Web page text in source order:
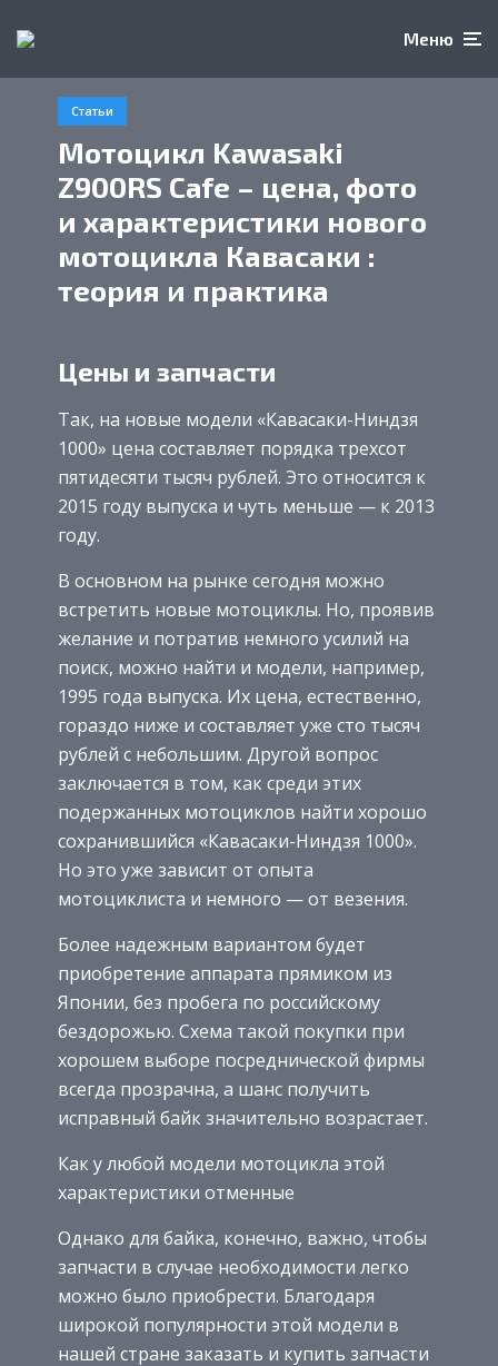
Меню
Статьи
Мотоцикл Kawasaki
Z900RS Cafe – цена, фото
и характеристики нового
мотоцикла Кавасаки :
теория и практика
Цены и запчасти
Так, на новые модели «Кавасаки-Ниндзя
1000» цена составляет порядка трехсот
пятидесяти тысяч рублей. Это относится к
2015 году выпуска и чуть меньше — к 2013
году.
В основном на рынке сегодня можно
встретить новые мотоциклы. Но, проявив
желание и потратив немного усилий на
поиск, можно найти и модели, например,
1995 года выпуска. Их цена, естественно,
гораздо ниже и составляет уже сто тысяч
рублей с небольшим. Другой вопрос
заключается в том, как среди этих
подержанных мотоциклов найти хорошо
сохранившийся «Кавасаки-Ниндзя 1000».
Но это уже зависит от опыта
мотоциклиста и немного — от везения.
Более надежным вариантом будет
приобретение аппарата прямиком из
Японии, без пробега по российскому
бездорожью. Схема такой покупки при
хорошем выборе посреднической фирмы
всегда прозрачна, а шанс получить
исправный байк значительно возрастает.
Как у любой модели мотоцикла этой
характеристики отменные
Однако для байка, конечно, важно, чтобы
запчасти в случае необходимости легко
можно было приобрести. Благодаря
широкой популярности этой модели в
нашей стране заказать и купить запчасти